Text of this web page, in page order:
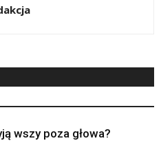
wszy poza głowa?